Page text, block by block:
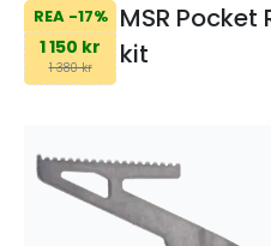
REA -17%
1 150 kr
1 380 kr
MSR Pocket
kit